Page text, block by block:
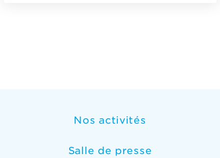
Nos activités
Salle de presse